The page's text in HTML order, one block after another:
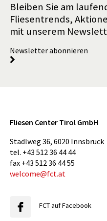
Bleiben Sie am
Fliesentrends,
mit unserem
Newsletter abonnieren
Fliesen Center Tirol GmbH
Stadlweg 36, 6020 Innsbruck
tel. +43 512 36 44 44
fax +43 512 36 44 55
welcome@fct.at
FCT auf Facebook